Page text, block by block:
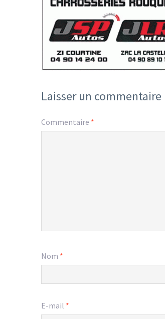
Laisser un commentaire
Commentaire *
Nom *
E-mail *